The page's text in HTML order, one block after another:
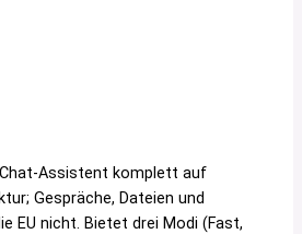
Chat-Assistent komplett auf
Gespräche, Dateien und
EU nicht. Bietet drei Modi (Fast,